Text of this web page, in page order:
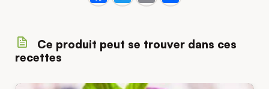
Ce produit peut se trouver dans ces
recettes